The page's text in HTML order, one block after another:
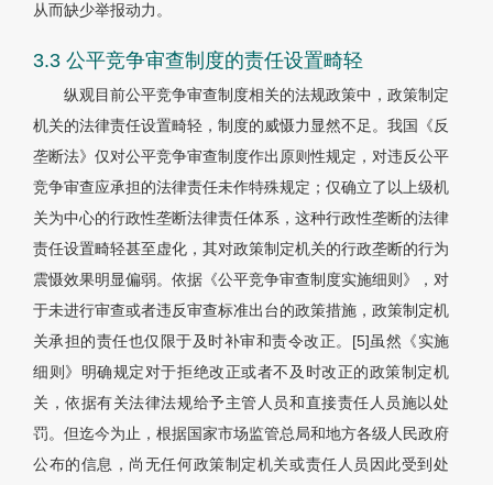
从而缺少举报动力。
3.3 公平竞争审查制度的责任设置畸轻
纵观目前公平竞争审查制度相关的法规政策中，政策制定
机关的法律责任设置畸轻，制度的威慑力显然不足。我国《反
垄断法》仅对公平竞争审查制度作出原则性规定，对违反公平
竞争审查应承担的法律责任未作特殊规定；仅确立了以上级机
关为中心的行政性垄断法律责任体系，这种行政性垄断的法律
责任设置畸轻甚至虚化，其对政策制定机关的行政垄断的行为
震慑效果明显偏弱。依据《公平竞争审查制度实施细则》，对
于未进行审查或者违反审查标准出台的政策措施，政策制定机
关承担的责任也仅限于及时补审和责令改正。[5]虽然《实施
细则》明确规定对于拒绝改正或者不及时改正的政策制定机
关，依据有关法律法规给予主管人员和直接责任人员施以处
罚。但迄今为止，根据国家市场监管总局和地方各级人民政府
公布的信息，尚无任何政策制定机关或责任人员因此受到处